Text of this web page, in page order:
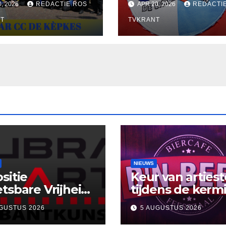
2026 REDACTIE ROS
dat vieren ze!!
APR 20, 2026
TVKRANT
Vrijheid’
Art Galerie
uit tot
2026
NIEUWS
Keur van
tijdens de
Café D’n Beer
5 AUGUSTUS 2026